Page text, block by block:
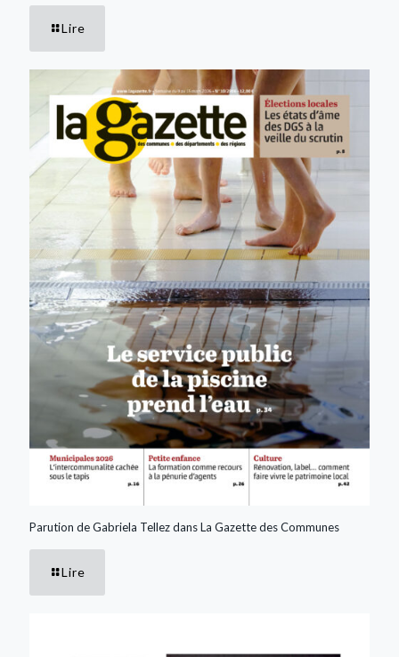
Lire
Parution de Gabriela Tellez dans La Gazette des Communes
Lire